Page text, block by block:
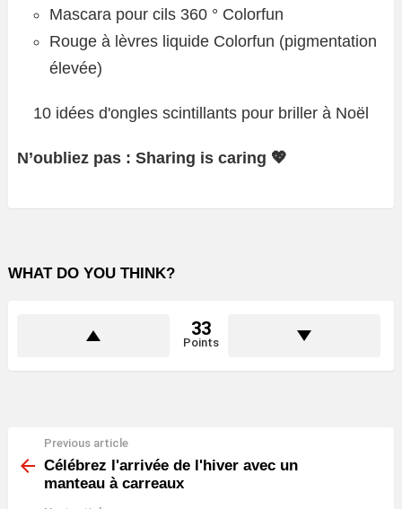
Mascara pour cils 360 ° Colorfun
Rouge à lèvres liquide Colorfun (pigmentation
élevée)
10 idées d'ongles scintillants pour briller à Noël
N’oubliez pas : Sharing is caring 💖
WHAT DO YOU THINK?
33
Points
more
Previous article
Célébrez l'arrivée de l'hiver avec un
manteau à carreaux